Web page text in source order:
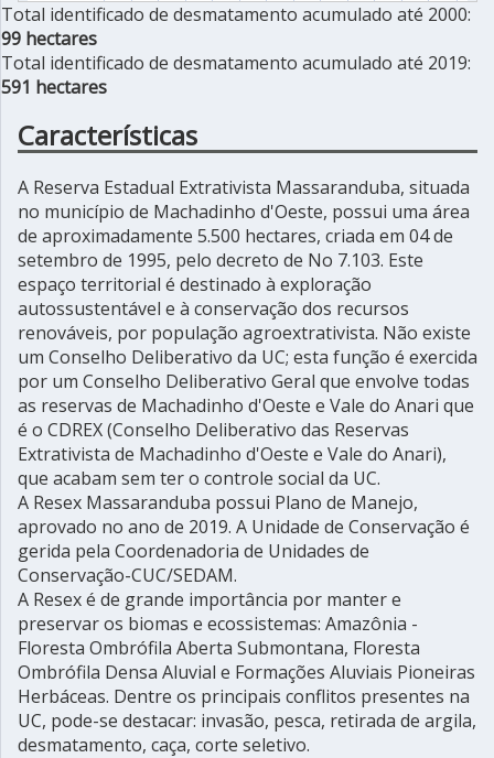
Total identificado de desmatamento acumulado até 2000:
99 hectares
Total identificado de desmatamento acumulado até 2019:
591 hectares
Características
A Reserva Estadual Extrativista Massaranduba, situada
no município de Machadinho d'Oeste, possui uma área
de aproximadamente 5.500 hectares, criada em 04 de
setembro de 1995, pelo decreto de No 7.103. Este
espaço territorial é destinado à exploração
autossustentável e à conservação dos recursos
renováveis, por população agroextrativista. Não existe
um Conselho Deliberativo da UC; esta função é exercida
por um Conselho Deliberativo Geral que envolve todas
as reservas de Machadinho d'Oeste e Vale do Anari que
é o CDREX (Conselho Deliberativo das Reservas
Extrativista de Machadinho d'Oeste e Vale do Anari),
que acabam sem ter o controle social da UC.
A Resex Massaranduba possui Plano de Manejo,
aprovado no ano de 2019. A Unidade de Conservação é
gerida pela Coordenadoria de Unidades de
Conservação-CUC/SEDAM.
A Resex é de grande importância por manter e
preservar os biomas e ecossistemas: Amazônia -
Floresta Ombrófila Aberta Submontana, Floresta
Ombrófila Densa Aluvial e Formações Aluviais Pioneiras
Herbáceas. Dentre os principais conflitos presentes na
UC, pode-se destacar: invasão, pesca, retirada de argila,
desmatamento, caça, corte seletivo.